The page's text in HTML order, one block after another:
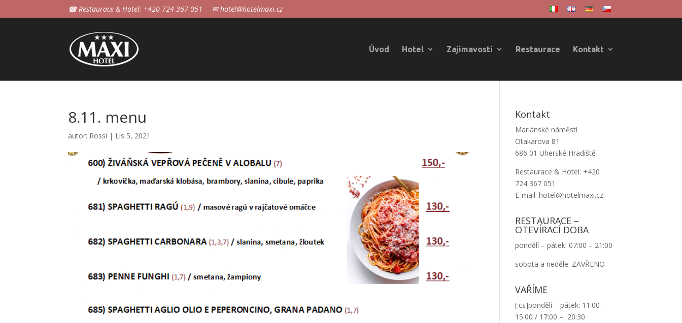
☎ Restaurace & Hotel: +420 724 367 051 ✉ hotel@hotelmaxi.cz
Úvod Hotel Zajimavosti Restaurace Kontakt
8.11. menu
autor: Rossi | Lis 5, 2021
Kontakt
Mariánské náměstí
Otakarova 81
686 01 Uherské Hradiště
Restaurace & Hotel: +420
724 367 051
E-mail: hotel@hotelmaxi.cz
RESTAURACE –
OTEVÍRACÍ DOBA
pondělí – pátek: 07:00 – 21:00
sobota a neděle: ZAVŘENO
VAŘÍME
[:cs]pondělí – pátek: 11:00 –
15:00 / 17:00 – 20:30